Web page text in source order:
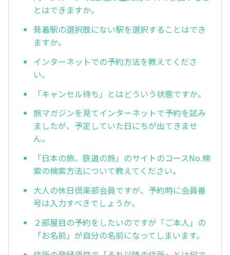
とはできますか。
発着駅の選択肢にない駅を選択することはでき
ますか。
インターネットでの予約方法を教えてくださ
い。
「キャンセル待ち」とはどういう状態ですか。
旅マガジンを見てインターネットで予約を試み
ましたが、予定していた日にちが出てきませ
ん。
「日本の旅、鉄道の旅」のサイトのコースNo.検
索の検索方法について教えてください。
大人の休日倶楽部会員ですが、予約時に会員番
号は入力すべきでしょうか。
２部屋目の予約をしたいのですが「ご本人」の
「お名前」が自分の名前になってしまいます。